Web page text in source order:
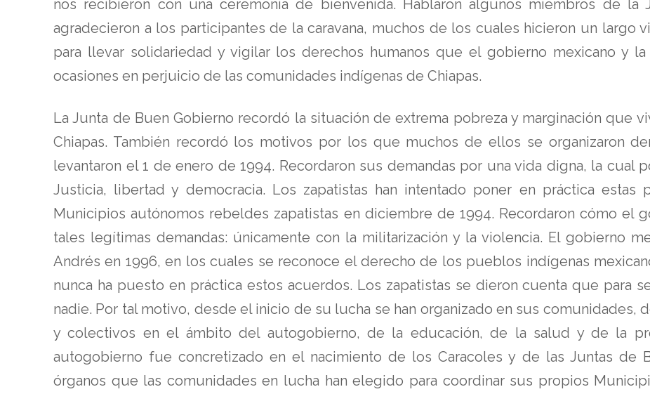
nos recibieron con una ceremonia de bienvenida. Hablaron algunos miembros de la
agradecieron a los participantes de la caravana, muchos de los cuales hicieron un largo
para llevar solidariedad y vigilar los derechos humanos que el gobierno mexicano y
ocasiones en perjuicio de las comunidades indígenas de Chiapas.
La Junta de Buen Gobierno recordó la situación de extrema pobreza y marginación que
Chiapas. También recordó los motivos por los que muchos de ellos se organizaron
levantaron el 1 de enero de 1994. Recordaron sus demandas por una vida digna, la cual
Justicia, libertad y democracia. Los zapatistas han intentado poner en práctica estas
Municipios autónomos rebeldes zapatistas en diciembre de 1994. Recordaron cómo el
tales legítimas demandas: únicamente con la militarización y la violencia. El gobierno
Andrés en 1996, en los cuales se reconoce el derecho de los pueblos indígenas
nunca ha puesto en práctica estos acuerdos. Los zapatistas se dieron cuenta que para
nadie. Por tal motivo, desde el inicio de su lucha se han organizado en sus comunidades,
y colectivos en el ámbito del autogobierno, de la educación, de la salud y de la
autogobierno fue concretizado en el nacimiento de los Caracoles y de las Juntas de
órganos que las comunidades en lucha han elegido para coordinar sus propios